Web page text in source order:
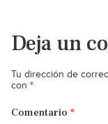
Deja un
Tu dirección de
con *
Comentario *